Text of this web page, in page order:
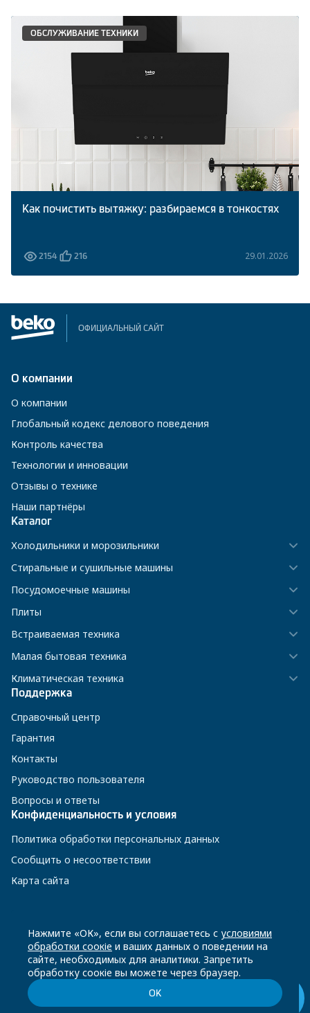
ОБСЛУЖИВАНИЕ ТЕХНИКИ
Как почистить вытяжку: разбираемся в тонкостях
2154 216 29.01.2026
ОФИЦИАЛЬНЫЙ САЙТ
О компании
О компании
Глобальный кодекс делового поведения
Контроль качества
Технологии и инновации
Отзывы о технике
Наши партнёры
Каталог
Холодильники и морозильники
Стиральные и сушильные машины
Посудомоечные машины
Плиты
Встраиваемая техника
Малая бытовая техника
Климатическая техника
Поддержка
Справочный центр
Гарантия
Контакты
Руководство пользователя
Вопросы и ответы
Конфиденциальность и условия
Политика обработки персональных данных
Сообщить о несоответствии
Карта сайта
8 800 200-23-56
Чат-бот в Телеграм
Нажмите «ОК», если вы соглашаетесь с условиями
обработки соокіе и ваших данных о поведении на
сайте, необходимых для аналитики. Запретить
обработку соокіе вы можете через браузер.
ОК